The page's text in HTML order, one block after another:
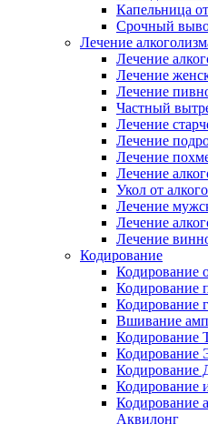
Капельница
Срочный
Лечение
Лечение
Лечение
Лечение
Частный
Лечение
Лечение
Лечение
Лечение
Укол от
Лечение
Лечение
Лечение
Кодирование
Кодирование
Кодирование
Кодирование
Вшивание
Кодирование
Кодирование
Кодирование
Кодирование
Кодирование
Аквилонг